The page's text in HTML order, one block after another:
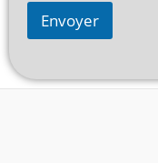
Envoyer